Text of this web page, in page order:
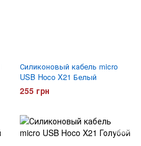
Силиконовый кабель micro
USB Hoco X21 Белый
255 грн